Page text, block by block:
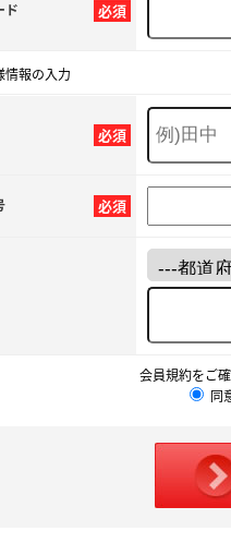
必須
ド
情報の入力
必須
必須
会員規約をご
同